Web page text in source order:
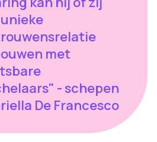
met
- schepen
De Francesco